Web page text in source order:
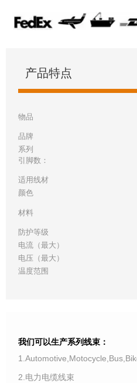
产品特点
物品
品牌
系列
引脚数：
适用线材
颜色
材料
防护等级
电流（最大）
电压（最大）
温度范围
我们可以生产系列线束：
2.电力电缆线束